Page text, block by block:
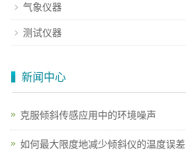
气象仪器
测试仪器
新闻中心
克服倾斜传感应用中的环境噪声
如何最大限度地减少倾斜仪的温度误差